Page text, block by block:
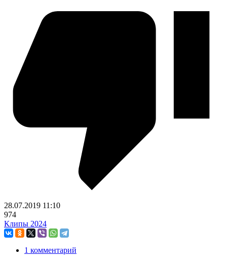
28.07.2019 11:10
974
Клипы 2024
1 комментарий